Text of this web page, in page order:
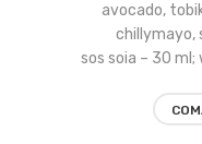
avocado,
chillymayo,
sos soia – 30 ml;